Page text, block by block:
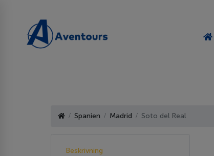
Spanien Madrid Soto del Real
Beskrivning